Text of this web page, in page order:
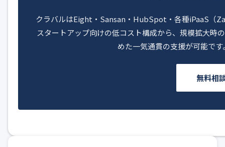
クラバルはEight・Sansan・HubSpot・各種iPaaS（
スタートアップ向けの低コスト構成から、規模拡大時
めた一気通貫の支援が可能で
無料相